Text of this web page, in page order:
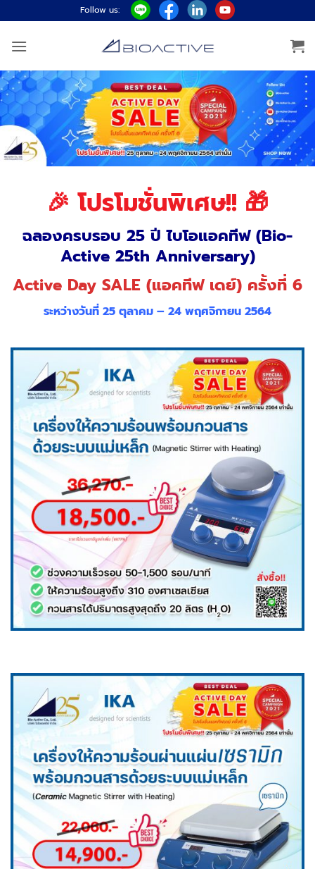
to
content
Follow us:
🎉โปรโมชั่นพิเศษ!! 🎁
ฉลองครบรอบ 25 ปี ไบโอแอคทีฟ (Bio-
Active 25th Anniversary)
Active Day SALE (แอคทีฟ เดย์) ครั้งที่ 6
ระหว่างวันที่ 25 ตุลาคม – 24 พฤศจิกายน 2564